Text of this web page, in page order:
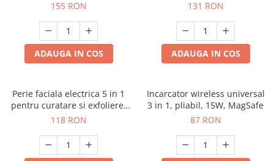
155 RON
ADAUGA IN COS
131 RON
ADAUGA IN COS
Perie faciala electrica 5 in 1
pentru curatare si exfoliere,
cu vibratii, reincarcabila
118 RON
Incarcator wireless universal
3 in 1, pliabil, 15W, MagSafe
87 RON